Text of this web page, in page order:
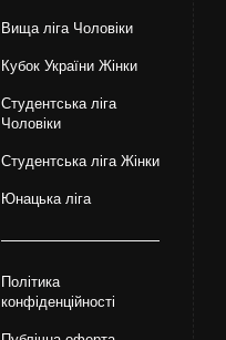
Вища лiга Чоловіки
Кубок України Жінки
Студентська ліга
Чоловiки
Студентська ліга Жінки
Юнацька ліга
Політика
конфіденційності